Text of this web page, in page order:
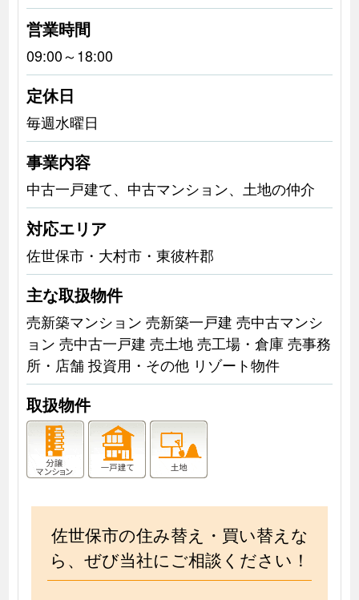
営業時間
09:00～18:00
定休日
毎週水曜日
事業内容
中古一戸建て、中古マンション、土地の仲介
対応エリア
佐世保市・大村市・東彼杵郡
主な取扱物件
売新築マンション 売新築一戸建 売中古マンシ
ョン 売中古一戸建 売土地 売工場・倉庫 売事務
所・店舗 投資用・その他 リゾート物件
取扱物件
佐世保市の住み替え・買い替えな
ら、ぜび当社にご相談ください！